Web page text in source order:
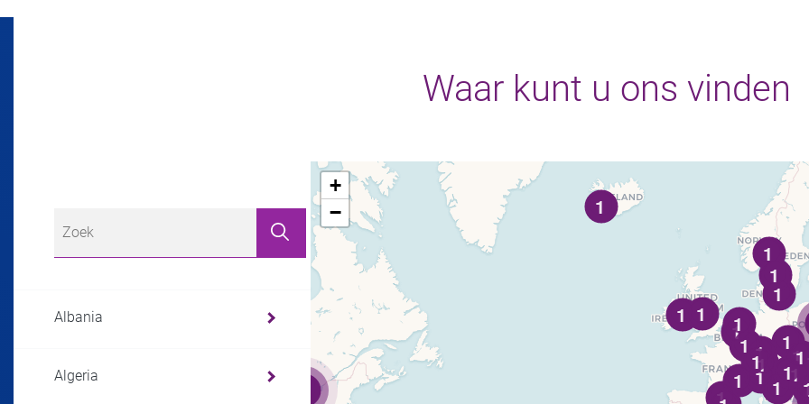
Waar kunt u ons vinden
Albania
Algeria
1
1
1
1
1
1
1
1
1
1
1
1
1
1
1
1
1
1
1
1
1
+
−